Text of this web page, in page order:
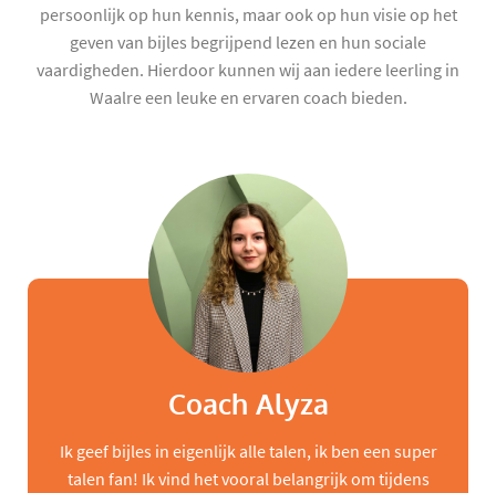
persoonlijk op hun kennis, maar ook op hun visie op het
geven van bijles begrijpend lezen en hun sociale
vaardigheden. Hierdoor kunnen wij aan iedere leerling in
Waalre een leuke en ervaren coach bieden.
Coach Alyza
Ik geef bijles in eigenlijk alle talen, ik ben een super
talen fan! Ik vind het vooral belangrijk om tijdens